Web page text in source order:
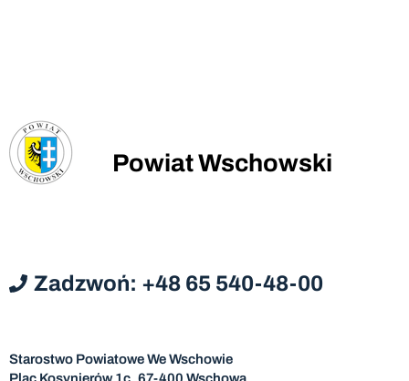
Powiat Wschowski
Zadzwoń: +48 65 540-48-00
Starostwo Powiatowe We Wschowie